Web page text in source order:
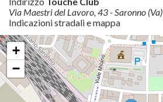
Via Maestri del Lavoro, 43 - Saronno (Va)
Indicazioni stradali e mappa
+
−